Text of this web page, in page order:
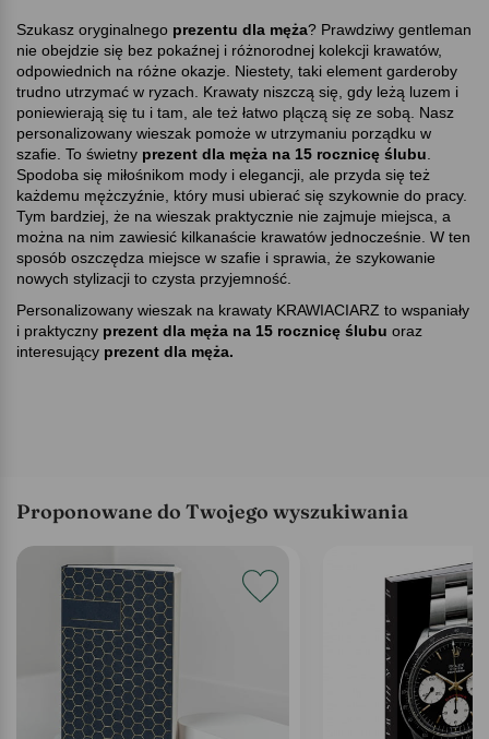
Szukasz oryginalnego prezentu dla mężaPrawdziwy gentleman
nie obejdzie się bez pokaźnej i różnorodnej kolekcji krawatów,
odpowiednich na różne okazje. Niestety, taki element garderoby
trudno utrzymać w ryzach. Krawaty niszczą się, gdy leżą luzem i
poniewierają się tu i tam, ale też łatwo plączą się ze sobą. Nasz
personalizowany wieszak pomoże w utrzymaniu porządku w
szafie. To świetny prezent dla męża na 15 rocznicę ślubu
Spodoba się miłośnikom mody i elegancji, ale przyda się też
każdemu mężczyźnie, który musi ubierać się szykownie do pracy.
Tym bardziej, że na wieszak praktycznie nie zajmuje miejsca, a
można na nim zawiesić kilkanaście krawatów jednocześnie. W ten
sposób oszczędza miejsce w szafie i sprawia, że szykowanie
nowych stylizacji to czysta przyjemność.
Personalizowany wieszak na krawaty KRAWIACIARZ to wspaniały
i praktyczny prezent dla męża na 15 rocznicę ślubu oraz
interesujący prezent dla męża.
Proponowane do Twojego wyszukiwania